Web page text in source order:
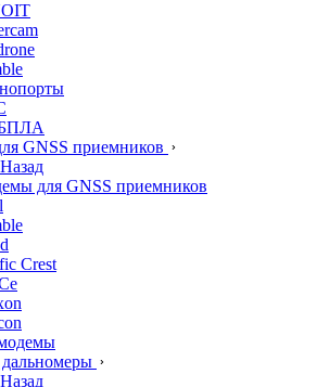
GNSS приемников
Назад
для GNSS приемников
Crest
Назад